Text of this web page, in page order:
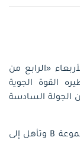
«الرابع من
القوة الجوية
الجولة السادسة
ورفع التعاون رصيده إلى 15 نقطة وتصدر المجموعة B وتأهل إلى